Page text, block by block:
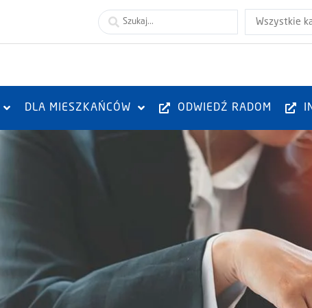
Wszystkie
DLA MIESZKAŃCÓW ODWIEDŹ RADOM